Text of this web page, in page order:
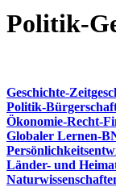
Politik-
Geschichte-
Politik-
Ökonomie-Recht-
Globaler Lernen-
Länder- und